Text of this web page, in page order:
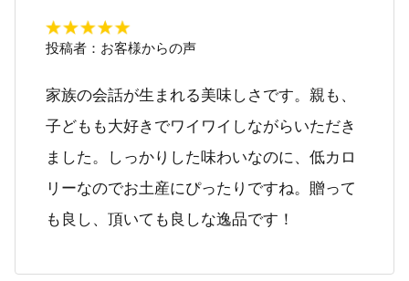
投稿者： お客様からの声
家族の会話が生まれる美味しさです。親も、
子どもも大好きでワイワイしながらいただき
ました。しっかりした味わいなのに、低カロ
リーなのでお土産にぴったりですね。贈って
も良し、頂いても良しな逸品です！